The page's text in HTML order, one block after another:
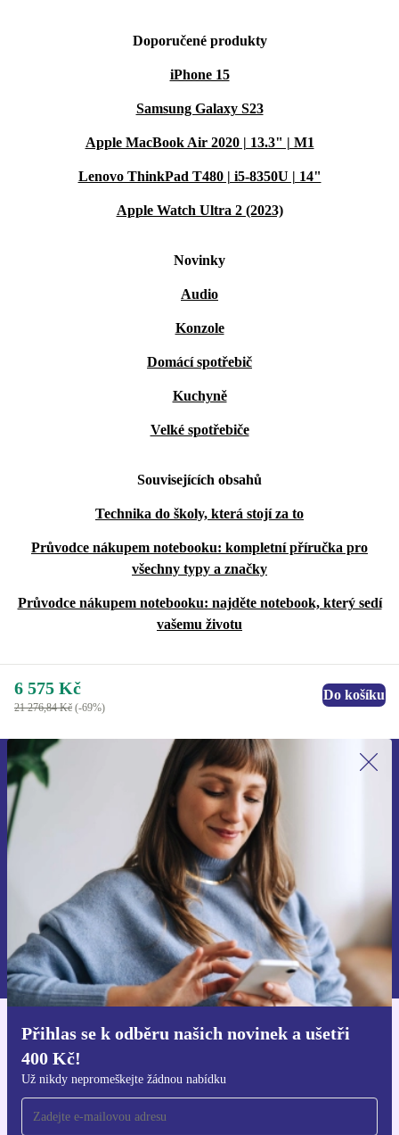
Doporučené produkty
iPhone 15
Samsung Galaxy S23
Apple MacBook Air 2020 | 13.3" | M1
Lenovo ThinkPad T480 | i5-8350U | 14"
Apple Watch Ultra 2 (2023)
Novinky
Audio
Konzole
Domácí spotřebič
Kuchyně
Velké spotřebiče
Souvisejících obsahů
Technika do školy, která stojí za to
Průvodce nákupem notebooku: kompletní příručka pro
všechny typy a značky
Průvodce nákupem notebooku: najděte notebook, který sedí
vašemu životu
6 575 Kč
21 276,84 Kč (-69%)
Do košíku
Přihlas se k odběru našich novinek a ušetři
400 Kč!
Už nikdy nepromeškejte žádnou nabídku
Přihlas se k odběru našich novinek a
ušetři 400 Kč!
Už nikdy nepromeškej žádnou nabídku.
Chci voucher
Informace o použití osobních údajů najdeš v našich
Zásadách ochrany osobních údajů.
Stáhni si aplikaci refurbed